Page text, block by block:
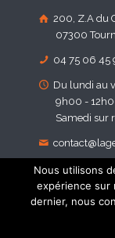
200, Z.A du
07300
04 75 06 45
Du lundi au
9h00 -
Samedi sur
© 2018
Nous utilisons
expérience sur
dernier, nous